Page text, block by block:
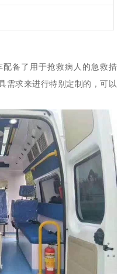
备了用于抢救病人的急救措
需求来进行特别定制的，可以